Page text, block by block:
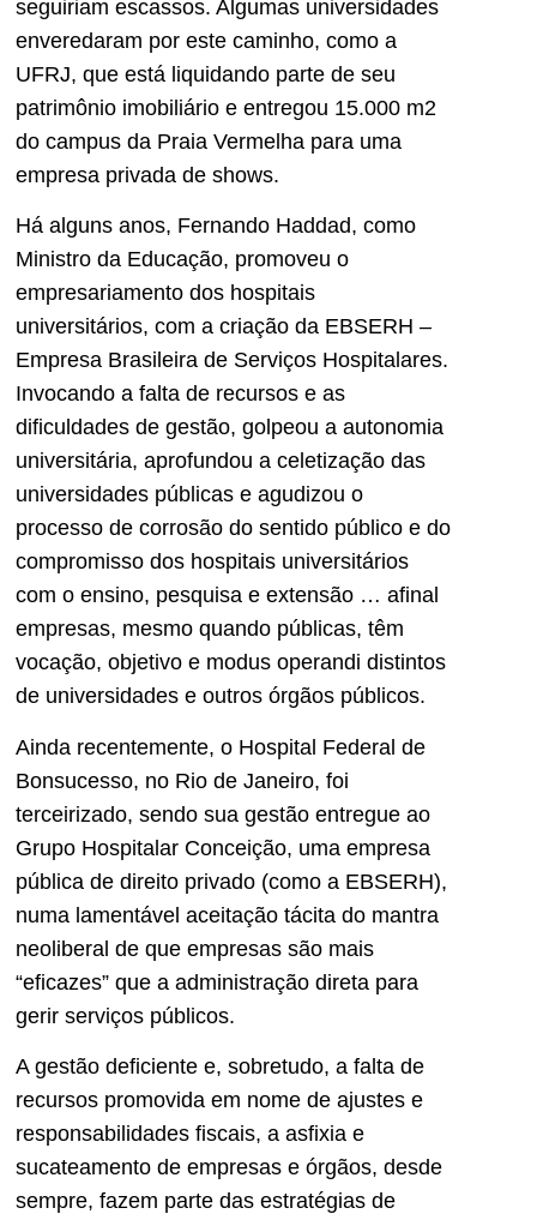
seguiriam escassos. Algumas universidades
enveredaram por este caminho, como a
UFRJ, que está liquidando parte de seu
patrimônio imobiliário e entregou 15.000 m2
do campus da Praia Vermelha para uma
empresa privada de shows.
Há alguns anos, Fernando Haddad, como
Ministro da Educação, promoveu o
empresariamento dos hospitais
universitários, com a criação da EBSERH –
Empresa Brasileira de Serviços Hospitalares.
Invocando a falta de recursos e as
dificuldades de gestão, golpeou a autonomia
universitária, aprofundou a celetização das
universidades públicas e agudizou o
processo de corrosão do sentido público e do
compromisso dos hospitais universitários
com o ensino, pesquisa e extensão … afinal
empresas, mesmo quando públicas, têm
vocação, objetivo e modus operandi distintos
de universidades e outros órgãos públicos.
Ainda recentemente, o Hospital Federal de
Bonsucesso, no Rio de Janeiro, foi
terceirizado, sendo sua gestão entregue ao
Grupo Hospitalar Conceição, uma empresa
pública de direito privado (como a EBSERH),
numa lamentável aceitação tácita do mantra
neoliberal de que empresas são mais
“eficazes” que a administração direta para
gerir serviços públicos.
A gestão deficiente e, sobretudo, a falta de
recursos promovida em nome de ajustes e
responsabilidades fiscais, a asfixia e
sucateamento de empresas e órgãos, desde
sempre, fazem parte das estratégias de